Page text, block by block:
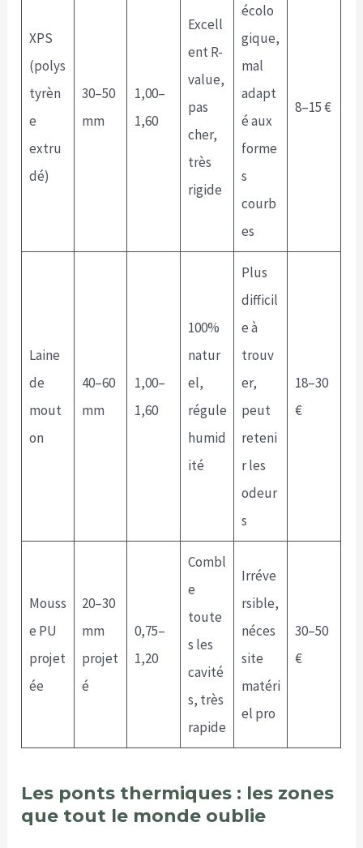
XPS
(polys
tyrèn
e
extru
dé)
30–50
mm
1,00–
1,60
Excell
ent R-
value,
pas
cher,
très
rigide
écolo
gique,
mal
adapt
é aux
forme
s
courb
es
8–15 €
Laine
de
mout
on
40–60
mm
1,00–
1,60
100%
natur
el,
régule
humid
ité
Plus
difficil
e à
trouv
er,
peut
reteni
r les
odeur
s
18–30
€
Mouss
e PU
projet
ée
20–30
mm
projet
é
0,75–
1,20
Combl
e
toute
s les
cavité
s, très
rapide
Irréve
rsible,
néces
site
matéri
el pro
30–50
€
Les ponts thermiques : les zones
que tout le monde oublie